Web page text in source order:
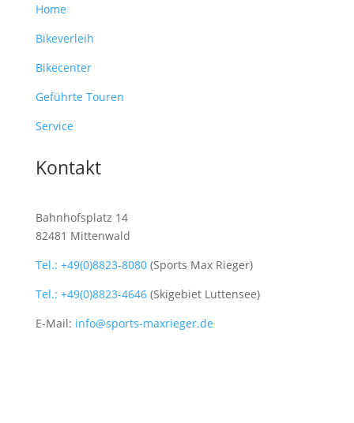
Home
Bikeverleih
Bikecenter
Geführte Touren
Service
Kontakt
Bahnhofsplatz 14
82481 Mittenwald
Tel.: +49(0)8823-8080(Sports Max Rieger)
Tel.: +49(0)8823-4646(Skigebiet Luttensee)
E-Mail: info@sports-maxrieger.de